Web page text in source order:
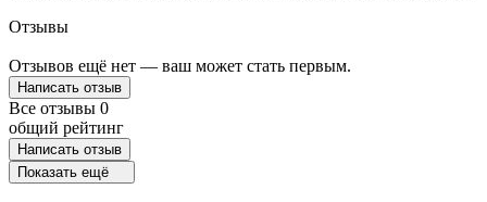
Отзывы
Отзывов ещё нет — ваш может стать первым.
Написать отзыв
Все отзывы 0
общий рейтинг
Написать отзыв
Показать ещё